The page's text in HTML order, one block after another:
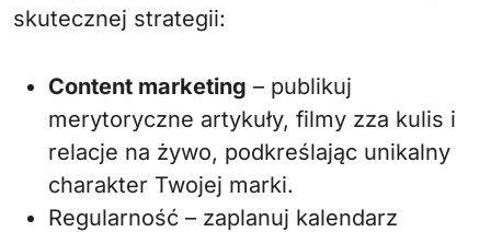
skutecznej strategii:
Content marketing – publikuj
merytoryczne artykuły, filmy zza kulis i
relacje na żywo, podkreślając unikalny
charakter Twojej marki.
Regularność – zaplanuj kalendarz